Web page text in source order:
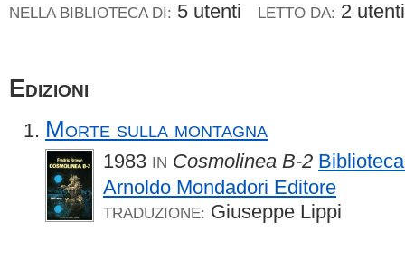
NELLA BIBLIOTECA DI: 5 utenti LETTO DA: 2
Edizioni
Morte sulla montagna
1983 IN Cosmolinea B-2
Arnoldo Mondadori Editore
TRADUZIONE: Giuseppe Lippi